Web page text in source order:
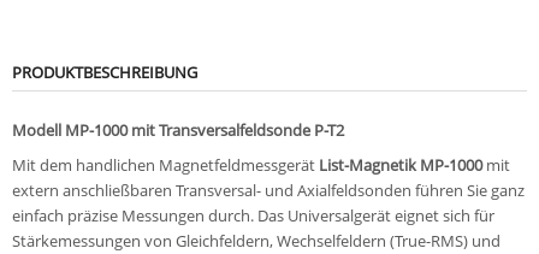
PRODUKTBESCHREIBUNG
Modell MP-1000 mit Transversalfeldsonde P-T2
Mit dem handlichen Magnetfeldmessgerät List-Magnetik MP-1000mit
extern anschließbaren Transversal- und Axialfeldsonden führen Sie ganz
einfach präzise Messungen durch. Das Universalgerät eignet sich für
Stärkemessungen von Gleichfeldern, Wechselfeldern (True-RMS) und